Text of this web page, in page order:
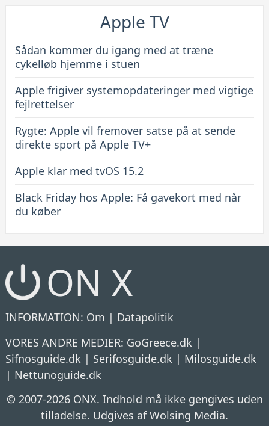
Apple TV
Sådan kommer du igang med at træne
cykelløb hjemme i stuen
Apple frigiver systemopdateringer med vigtige
fejlrettelser
Rygte: Apple vil fremover satse på at sende
direkte sport på Apple TV+
Apple klar med tvOS 15.2
Black Friday hos Apple: Få gavekort med når
du køber
ON X
INFORMATION: Om | Datapolitik
VORES ANDRE MEDIER: GoGreece.dk |
Sifnosguide.dk | Serifosguide.dk | Milosguide.dk
| Nettunoguide.dk
© 2007-2026 ONX. Indhold må ikke gengives uden
tilladelse. Udgives af Wolsing Media.